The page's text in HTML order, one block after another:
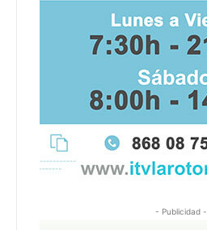
- Publicidad -